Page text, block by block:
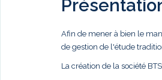
Afin de mener à bien le
de gestion de l'étude
La création de la société